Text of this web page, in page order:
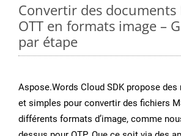
Convertir des documents
OTT en formats image –
par étape
Aspose.Words Cloud SDK propose
et simples pour convertir des fichiers
différents formats d’image, comme